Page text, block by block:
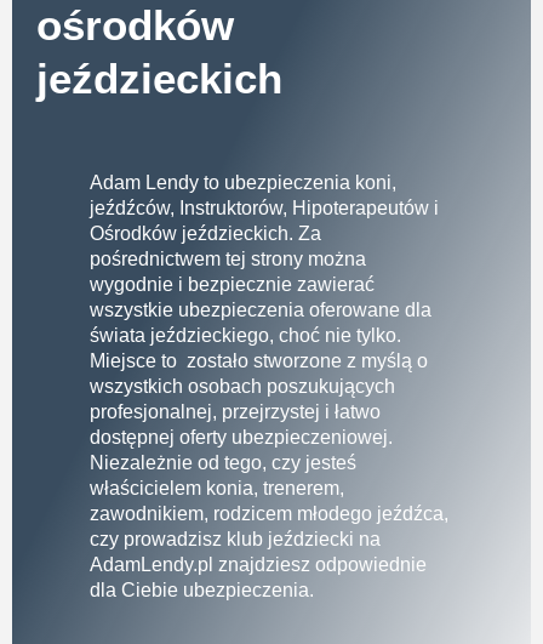
ośrodków
jeździeckich
Adam Lendy to ubezpieczenia koni,
jeźdźców, Instruktorów, Hipoterapeutów i
Ośrodków jeździeckich. Za
pośrednictwem tej strony można
wygodnie i bezpiecznie zawierać
wszystkie ubezpieczenia oferowane dla
świata jeździeckiego, choć nie tylko.
Miejsce to zostało stworzone z myślą o
wszystkich osobach poszukujących
profesjonalnej, przejrzystej i łatwo
dostępnej oferty ubezpieczeniowej.
Niezależnie od tego, czy jesteś
właścicielem konia, trenerem,
zawodnikiem, rodzicem młodego jeźdźca,
czy prowadzisz klub jeździecki na
AdamLendy.pl znajdziesz odpowiednie
dla Ciebie ubezpieczenia.